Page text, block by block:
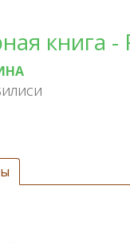
книга